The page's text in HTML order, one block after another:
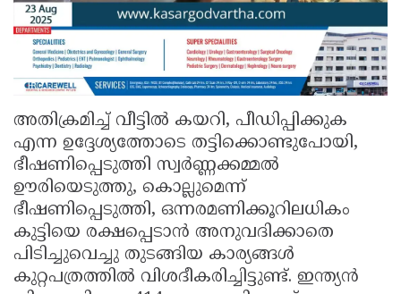
അതിക്രമിച്ച് വീട്ടിൽ കയറി, പീഡിപ്പിക്കുക
എന്ന ഉദ്ദേശ്യത്തോടെ തട്ടിക്കൊണ്ടുപോയി,
ഭീഷണിപ്പെടുത്തി സ്വർണ്ണക്കമ്മൽ
ഊരിയെടുത്തു, കൊല്ലുമെന്ന്
ഭീഷണിപ്പെടുത്തി, ഒന്നരമണിക്കൂറിലധികം
കുട്ടിയെ രക്ഷപ്പെടാൻ അനുവദിക്കാതെ
പിടിച്ചുവെച്ചു തുടങ്ങിയ കാര്യങ്ങൾ
കുറ്റപത്രത്തിൽ വിശദീകരിച്ചിട്ടുണ്ട്. ഇന്ത്യൻ